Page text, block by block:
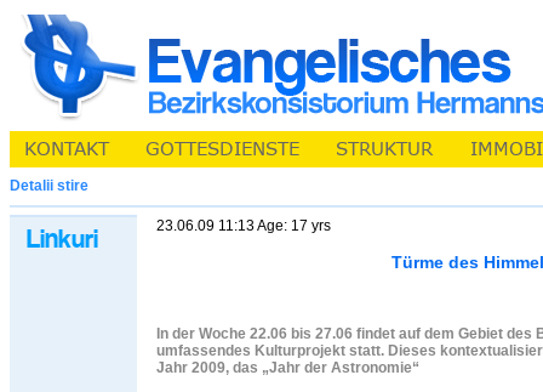
Detalii stire
23.06.09 11:13 Age: 17 yrs
Türme des
In der Woche 22.06 bis 27.06 findet auf dem Gebiet
umfassendes Kulturprojekt statt. Dieses
Jahr 2009, das „Jahr der Astronomie“